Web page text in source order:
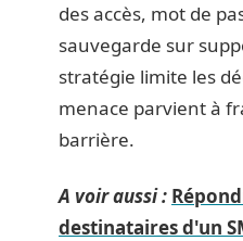
des accès, mot de
sauvegarde sur
stratégie limite les
menace parvient à
barrière.
A voir aussi :
destinataires d'un